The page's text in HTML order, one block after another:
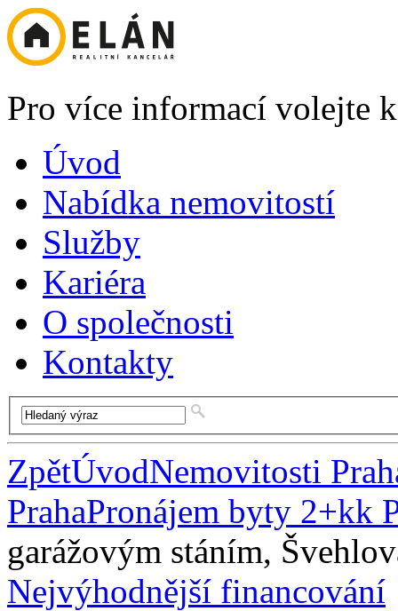
Pro více informací volejte
Úvod
Nabídka nemovitostí
Služby
Kariéra
O společnosti
Kontakty
ZpětÚvodNemovitosti
PrahaPronájem byty 2+kk
garážovým stáním,
Nejvýhodnější financování